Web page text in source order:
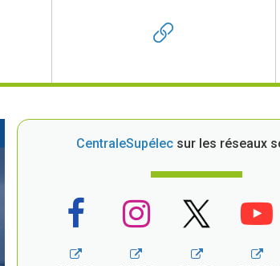
CentraleSupélec sur les réseaux